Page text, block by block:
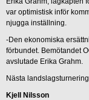
var optimistisk inför
njugga inställning.
-Den ekonomiska
förbundet. Bemötandet
avslutade Erika Grahm.
Nästa
Kjell Nilsson